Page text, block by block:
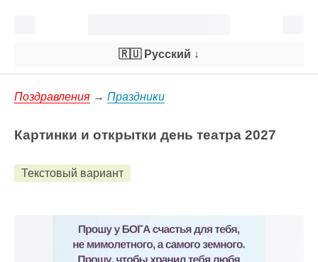
🇷🇺 Русский ↓
Поздравления → Праздники
Картинки и открытки день театра 2027
Текстовый вариант